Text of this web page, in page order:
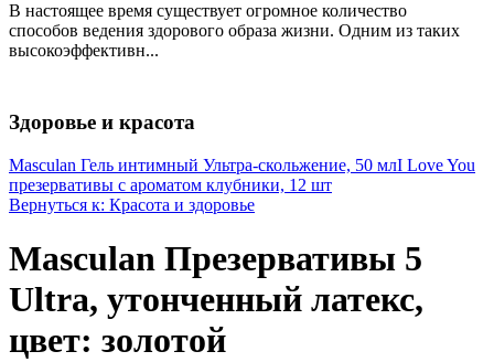
В настоящее время существует огромное количество
способов ведения здорового образа жизни. Одним из таких
высокоэффективн...
Здоровье и красота
Masculan Гель интимный Ультра-скольжение, 50 млI Love You
презервативы с ароматом клубники, 12 шт
Вернуться к: Красота и здоровье
Masculan Презервативы 5
Ultra, утонченный латекс,
цвет: золотой